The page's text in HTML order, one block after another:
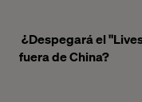
¿Despegará el
fuera de China?